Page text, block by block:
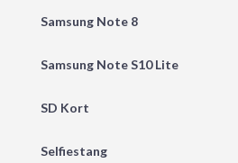
Samsung Note 8
Samsung Note S10 Lite
SD Kort
Selfiestang